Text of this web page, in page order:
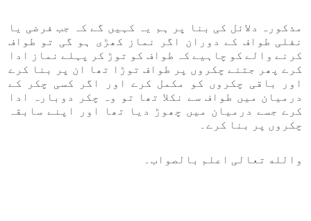
مذکورہ دلائل کی بنا پر ہم یہ کہیں گے کہ جب فرضی یا
نفلی طواف کے دوران اگر نماز کھڑی ہو گی تو طواف
کرنے والے کو چاہیے کہ طواف کو توڑ کر پہلے نماز ادا
کرے پھر جتنے چکروں پر طواف توڑا تھا ان پر بنا کرے
اور باقی چکروں کو مکمل کرے اور اگر کسی چکر کے
درمیان میں طواف سے نکلا تھا تو وہ چکر دوبارہ ادا
کرے جسے درمیان میں چھوڑ دیا تھا اور اپنے سابقہ
چکروں پر بنا کرے۔
والله تعالی اعلم بالصواب۔